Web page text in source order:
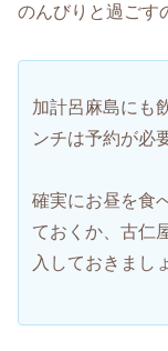
のんびりと過ごす
加計呂麻島にも
ンチは予約が必
確実にお昼を食
ておくか、古仁
入しておきまし